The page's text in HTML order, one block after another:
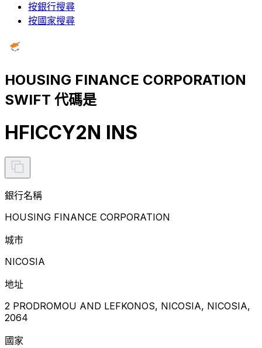
按銀行搜尋
按國家搜尋
HOUSING FINANCE CORPORATION
SWIFT 代碼是
HFICCY2N INS
銀行名稱
HOUSING FINANCE CORPORATION
城市
NICOSIA
地址
2 PRODROMOU AND LEFKONOS, NICOSIA, NICOSIA,
2064
國家